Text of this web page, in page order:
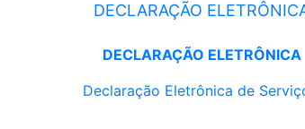
DECLARAÇÃO
DECLARAÇÃO ELETRÔNICA
Declaração Eletrônica de